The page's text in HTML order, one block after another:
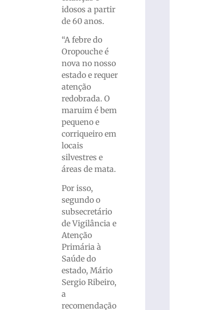
idosos a partir
de 60 anos.
“A febre do
Oropouche é
nova no nosso
estado e requer
atenção
redobrada. O
maruim é bem
pequeno e
corriqueiro em
locais
silvestres e
áreas de mata.
Por isso,
segundo o
subsecretário
de Vigilância e
Atenção
Primária à
Saúde do
estado, Mário
Sergio Ribeiro,
a
recomendação